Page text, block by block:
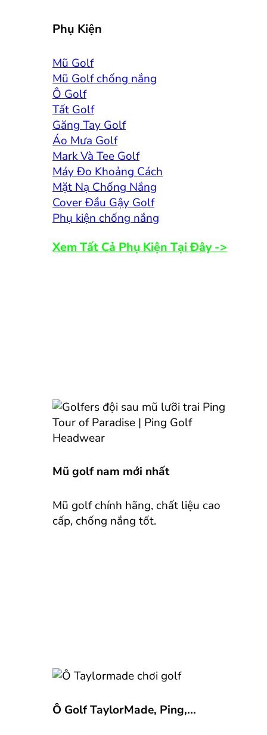
Phụ Kiện
Mũ Golf
Mũ Golf chống nắng
Ô Golf
Tất Golf
Găng Tay Golf
Áo Mưa Golf
Mark Và Tee Golf
Máy Đo Khoảng Cách
Mặt Nạ Chống Nắng
Cover Đầu Gậy Golf
Phụ kiện chống nắng
Xem Tất Cả Phụ Kiện Tại Đây ->
Mũ golf nam mới nhất
Mũ golf chính hãng, chất liệu cao
cấp, chống nắng tốt.
Ô Golf TaylorMade, Ping,...